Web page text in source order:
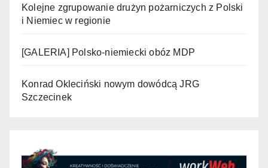
Kolejne zgrupowanie drużyn pożarniczych z Polski
i Niemiec w regionie
[GALERIA] Polsko-niemiecki obóz MDP
Konrad Okleciński nowym dowódcą JRG
Szczecinek